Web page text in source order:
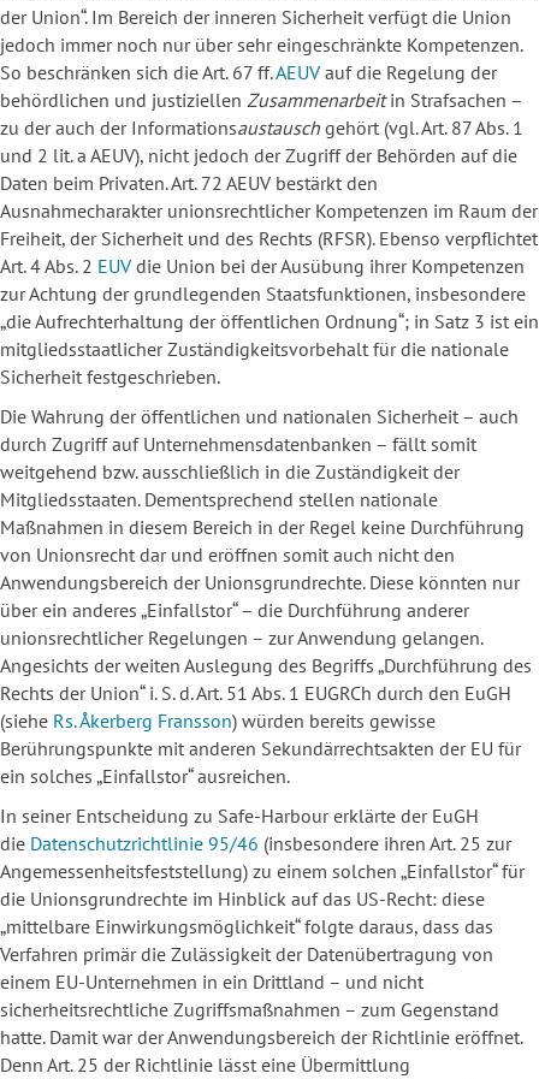
der Union“. Im Bereich der inneren Sicherheit verfügt die Union
jedoch immer noch nur über sehr eingeschränkte Kompetenzen.
So beschränken sich die Art. 67 ff.AEUV auf die Regelung der
behördlichen und justiziellen Zusammenarbeitin Strafsachen –
zu der auch der Informationsaustausch gehört (vgl. Art. 87 Abs. 1
und 2 lit. a AEUV), nicht jedoch der Zugriff der Behörden auf die
Daten beim Privaten. Art. 72 AEUV bestärkt den
Ausnahmecharakter unionsrechtlicher Kompetenzen im Raum der
Freiheit, der Sicherheit und des Rechts (RFSR). Ebenso verpflichtet
Art. 4 Abs. 2 EUV die Union bei der Ausübung ihrer Kompetenzen
zur Achtung der grundlegenden Staatsfunktionen, insbesondere
„die Aufrechterhaltung der öffentlichen Ordnung“; in Satz 3 ist ein
mitgliedsstaatlicher Zuständigkeitsvorbehalt für die nationale
Sicherheit festgeschrieben.
Die Wahrung der öffentlichen und nationalen Sicherheit – auch
durch Zugriff auf Unternehmensdatenbanken – fällt somit
weitgehend bzw. ausschließlich in die Zuständigkeit der
Mitgliedsstaaten. Dementsprechend stellen nationale
Maßnahmen in diesem Bereich in der Regel keine Durchführung
von Unionsrecht dar und eröffnen somit auch nicht den
Anwendungsbereich der Unionsgrundrechte. Diese könnten nur
über ein anderes „Einfallstor“ – die Durchführung anderer
unionsrechtlicher Regelungen – zur Anwendung gelangen.
Angesichts der weiten Auslegung des Begriffs „Durchführung des
Rechts der Union“ i. S. d. Art. 51 Abs. 1 EUGRCh durch den EuGH
(siehe Rs. Åkerberg Fransson) würden bereits gewisse
Berührungspunkte mit anderen Sekundärrechtsakten der EU für
ein solches „Einfallstor“ ausreichen.
In seiner Entscheidung zu Safe-Harbour erklärte der EuGH
die Datenschutzrichtlinie 95/46 (insbesondere ihren Art. 25 zur
Angemessenheitsfeststellung) zu einem solchen „Einfallstor“ für
die Unionsgrundrechte im Hinblick auf das US-Recht: diese
„mittelbare Einwirkungsmöglichkeit“ folgte daraus, dass das
Verfahren primär die Zulässigkeit der Datenübertragung von
einem EU-Unternehmen in ein Drittland – und nicht
sicherheitsrechtliche Zugriffsmaßnahmen – zum Gegenstand
hatte. Damit war der Anwendungsbereich der Richtlinie eröffnet.
Denn Art. 25 der Richtlinie lässt eine Übermittlung